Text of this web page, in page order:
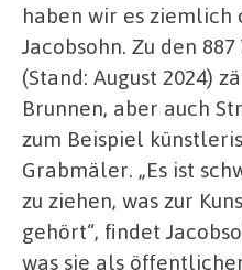
haben wir es ziemlich
Jacobsohn. Zu den
(Stand: August 2024)
Brunnen, aber auch
zum Beispiel
Grabmäler. „Es ist
zu ziehen, was zur
gehört“, findet
was sie als